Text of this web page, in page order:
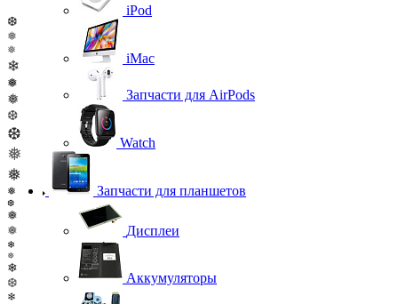
❆
❅
❅
❄
❅
❅
❆
❆
❅
❅
❅
❆
❅
❅
❄
❅
❄
❆
❄
iPod
iMac
Запчасти для AirPods
Watch
Запчасти для планшетов
Дисплеи
Аккумуляторы